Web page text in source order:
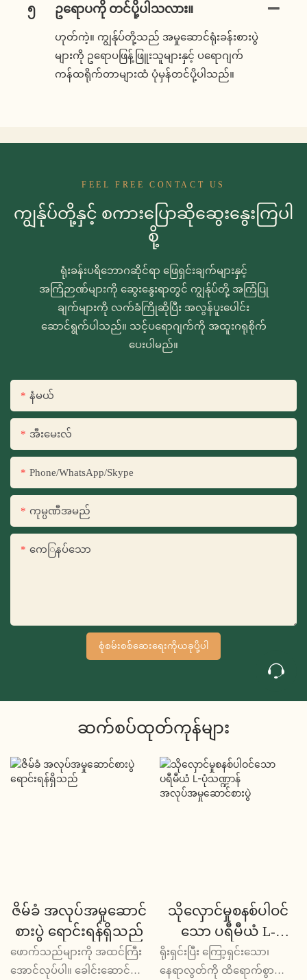
၅ ဥရောပကို တင်ပို့ပါသလား။
ဟုတ်ကဲ့။ ကျွန်ုပ်တို့သည် အမှုဆောင်ရုံးခန်းစားပွဲ
များကို ဥရောပဖြန့်ဖြူးသူများနှင့် ပရောဂျက်
ကန်ထရိုက်တာများထံ ပုံမှန်တင်ပို့ပါသည်။
FEEL FREE CONTACT US
ကျွန်ုပ်တို့နှင့် စကားပြောဆိုဆွေးနွေးကြပါ
စို့
ရုံးခန်းပရိဘောဂဆိုင်ရာ ဖြေရှင်းချက်များနှင့်
အကြံဉာဏ်များကို ဆွေးနွေးရာတွင် ကျွန်ုပ်တို့ အကြံပြု
ချက်များကို လက်ခံကြိုဆိုပြီး အလွန်ပူးပေါင်း
ဆောင်ရွက်ပါသည်။ သင့်ပရောဂျက်ကို အထူးဂရုစိုက်
ပေးပါမည်။
နံမယ်
အီးမေးလ်
Phone/WhatsApp/Skype
ကုမ္ပဏီအမည်
ကေြနပ်သော
စုံစမ်းစစ်ဆေးရေးကိုယခုပို့ပါ
ဆက်စပ်ထုတ်ကုန်များ
ဇိမ်ခံ အလုပ်အမှုဆောင်
စားပွဲ ရောင်းရန်ရှိသည်
ဖောက်သည်များကို အထင်ကြီး
အောင်လုပ်ပါ။ ခေါင်းဆောင်
သိုလှောင်မှုစနစ်ပါဝင်
သော ပရီမီယံ L-
ပုံသဏ္ဍာန်
အလုပ်အမှုဆောင်စားပွဲ
ရိုးရှင်းပြီး ကြော့ရှင်းသော၊
နေရာလွတ်ကို ထိရောက်စွာ